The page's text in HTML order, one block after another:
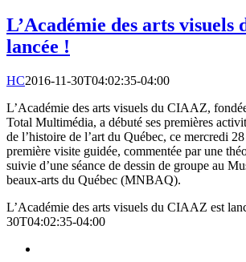
L’Académie des arts visuels
lancée !
HC2016-11-30T04:02:35-04:00
L’Académie des arts visuels du CIAAZ,
Total Multimédia, a débuté ses premières
de l’histoire de l’art du Québec, ce mercredi
première visite guidée, commentée par une
suivie d’une séance de dessin de groupe au
beaux-arts du Québec (MNBAQ).
L’Académie des arts visuels du CIAAZ est
30T04:02:35-04:00